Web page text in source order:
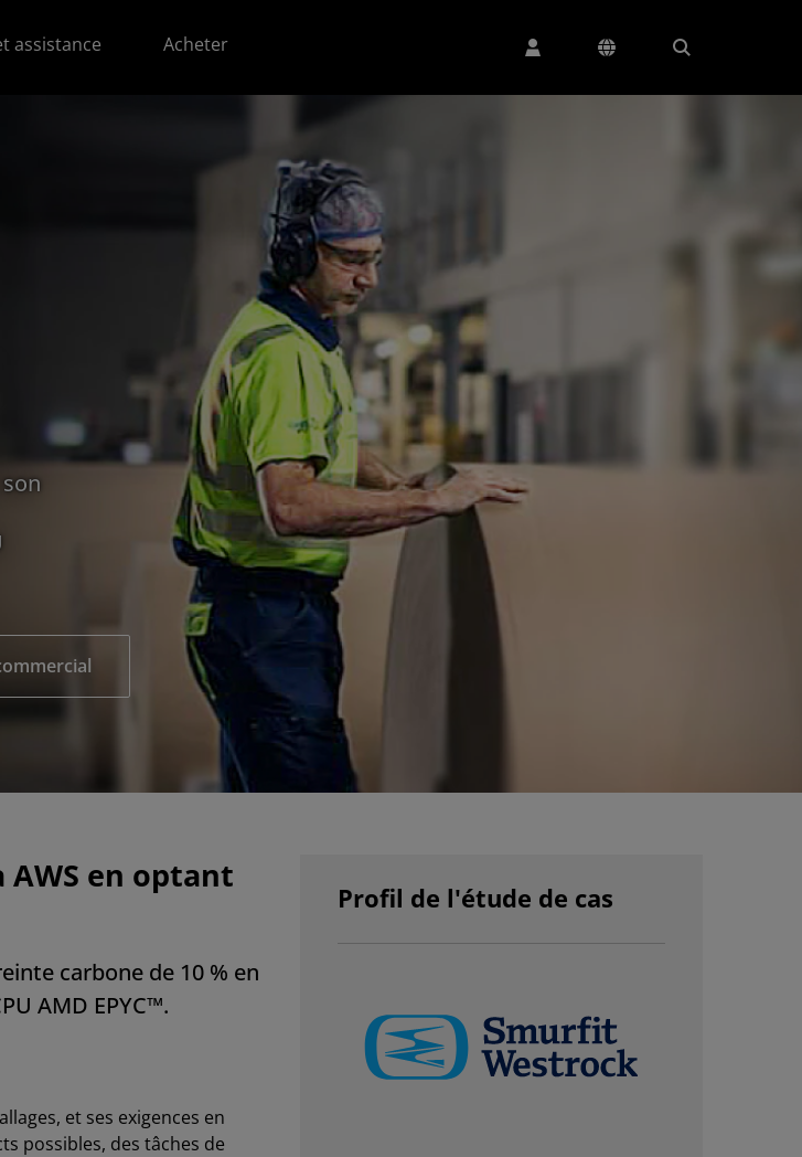
assistance Acheter
en optant
carbone de 10 % en
AMD EPYC™.
et ses exigences en
possibles, des tâches de
Profil de l'étude de cas